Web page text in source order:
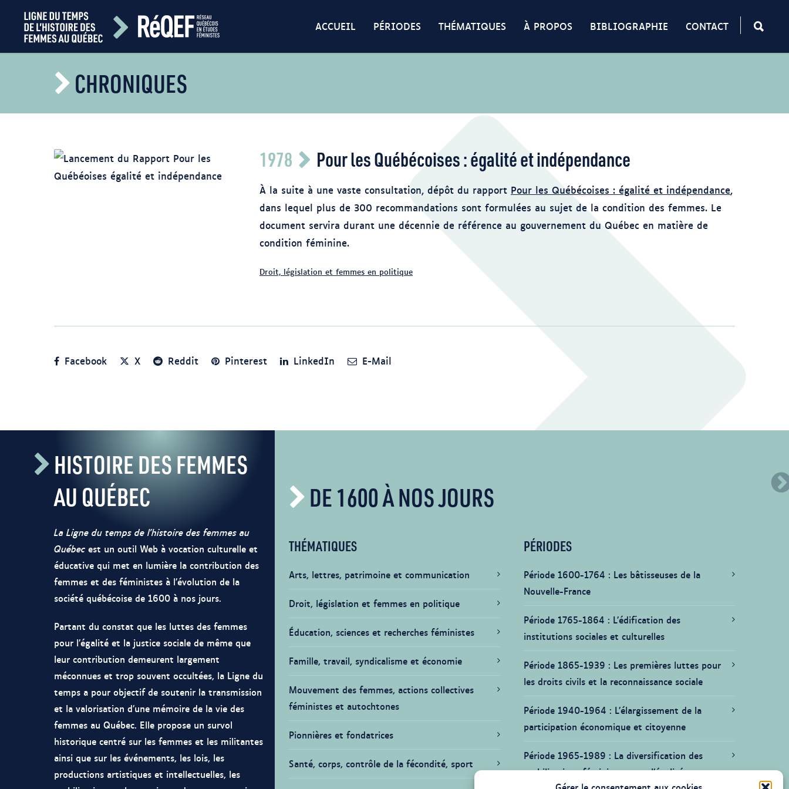
ACCUEIL PÉRIODES THÉMATIQUES À PROPOS BIBLIOGRAPHIE CONTACT
CHRONIQUES
1978 Pour les Québécoises : égalité et indépendance
À la suite à une vaste consultation, dépôt du rapport Pour les Québécoises : égalité et indépendance,
dans lequel plus de 300 recommandations sont formulées au sujet de la condition des femmes. Le
document servira durant une décennie de référence au gouvernement du Québec en matière de
condition féminine.
Droit, législation et femmes en politique
Facebook X Reddit Pinterest LinkedIn E-Mail
HISTOIRE DES FEMMES
AU QUÉBEC
La Ligne du temps de l’histoire des femmes au
Québec est un outil Web à vocation culturelle et
éducative qui met en lumière la contribution des
femmes et des féministes à l’évolution de la
société québécoise de 1600 à nos jours.
Partant du constat que les luttes des femmes
pour l’égalité et la justice sociale de même que
leur contribution demeurent largement
méconnues et trop souvent occultées, la Ligne du
temps a pour objectif de soutenir la transmission
et la valorisation d’une mémoire de la vie des
femmes au Québec. Elle propose un survol
historique centré sur les femmes et les militantes
ainsi que sur les événements, les lois, les
productions artistiques et intellectuelles, les
DE 1600 À NOS JOURS
THÉMATIQUES
Arts, lettres, patrimoine et communication
Droit, législation et femmes en politique
Éducation, sciences et recherches féministes
Famille, travail, syndicalisme et économie
Mouvement des femmes, actions collectives
féministes et autochtones
Pionnières et fondatrices
Santé, corps, contrôle de la fécondité, sport
PÉRIODES
Période 1600-1764
Les bâtisseuses de la
Nouvelle-France
Période 1765-1864
L’édification des
institutions sociales et culturelles
Période 1865-1939
Les premières luttes pour
les droits civils et la reconnaissance sociale
Période 1940-1964
L’élargissement de la
participation économique et citoyenne
Période 1965-1989
La diversification des
mobilisations féministes pour l’égalité